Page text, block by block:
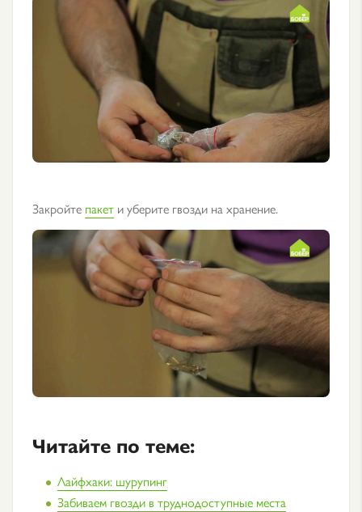
Закройте пакет и уберите гвозди на хранение.
Читайте по теме:
Лайфхаки: шурупинг
Забиваем гвозди в труднодоступные места